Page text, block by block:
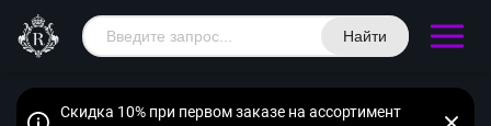
Найти
Скидка 10% при первом заказе на ассортимент